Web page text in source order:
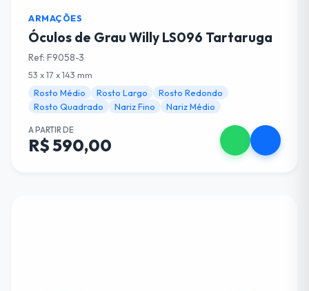
ARMAÇÕES
Óculos de Grau Willy LS096 Tartaruga
Ref: F9058-3
53 x 17 x 143 mm
Rosto Médio
Rosto Largo
Rosto Redondo
Rosto Quadrado
Nariz Fino Nariz Médio
A PARTIR DE
R$ 590,00